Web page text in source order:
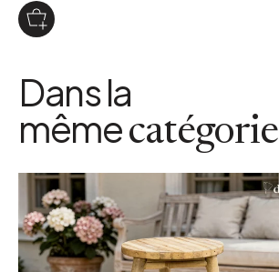
Dans la
mêmecatégorie